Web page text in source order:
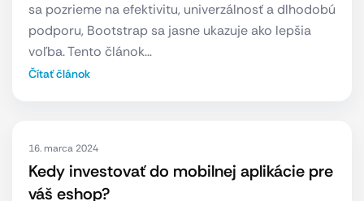
sa pozrieme na efektivitu, univerzálnosť a dlhodobú
podporu, Bootstrap sa jasne ukazuje ako lepšia
voľba. Tento článok…
Čítať článok
16. marca 2024
Kedy investovať do mobilnej aplikácie pre
váš eshop?